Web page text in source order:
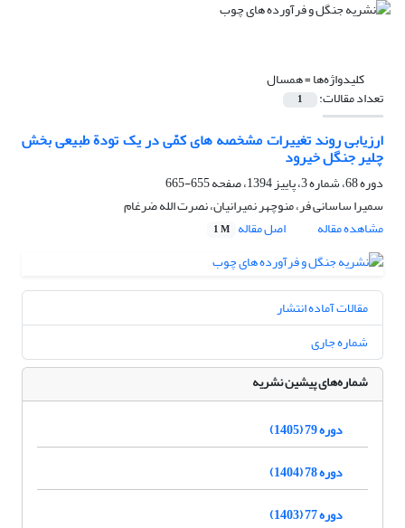
کلیدواژه‌ها =همسال
تعداد مقالات: 1
ارزیابی روند تغییرات مشخصه‏ های کمّی در یک تودة طبیعی بخش
چلیر جنگل خیرود
دوره 68، شماره 3، پاییز 1394، صفحه
655-665
سمیرا ساسانی فر، منوچهر نمیرانیان، نصرت الله ضرغام
مشاهده مقاله
اصل مقاله 1 M
مقالات آماده انتشار
شماره جاری
شماره‌های پیشین نشریه
دوره 79 (1405)
دوره 78 (1404)
دوره 77 (1403)